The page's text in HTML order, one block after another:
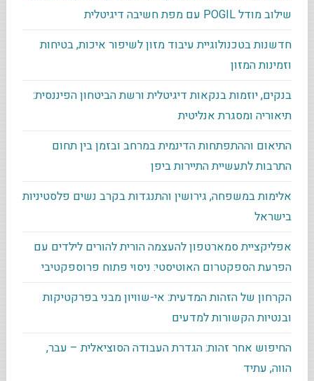
שילוב מודל POGIL עם מפת חשיבה דיגיטלית
חדשנות בטכנולוגיית עיבוד מזון לשיפור איכות, בטיחות
וזמינות המזון
בנקים, יוזמות בנקאות דיגיטלית ורשת הביטחון הפיננסית:
תיאוריה ומסגרת אנליטית
התיאום וההתפתחות הדינמית במרחב ובזמן בין תחום
התרבות לתעשיית התיירות ביפן
אלימות במשפחה, גירושין והתנגדות בקרב נשים פלסטיניות
בישראל
אפליקציית סמארטפון להעצמה הורית להורים לילדים עם
הפרעת הספקטרום האוטיסטי: ניסוי פתוח פרוספקטיבי
הקרחון של הזהות המדעית: אי-שוויון מבני בפרקטיקות
ובנטיות הקשורות למדעים
החיפוש אחר זהות: הגדרת העבודה הסוציאלית – עבר,
הווה, עתיד